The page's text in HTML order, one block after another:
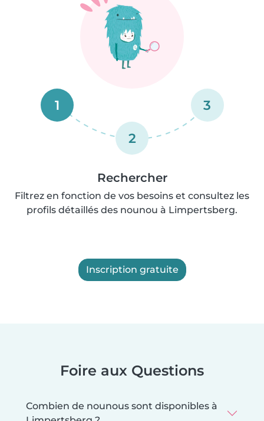
1
2
3
Rechercher
Filtrez en fonction de vos besoins et consultez les
profils détaillés des nounou à Limpertsberg.
Inscription gratuite
Foire aux Questions
Combien de nounous sont disponibles à